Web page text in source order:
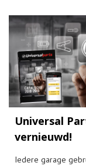
Universal
vernieuwd!
Iedere garage